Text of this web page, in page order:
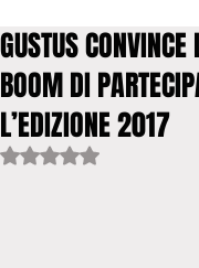
GUSTUS
BOOM DI
L’EDIZIONE 2017
Valutazione NaN